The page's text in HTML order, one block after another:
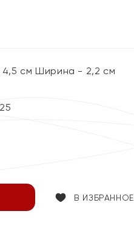
см Ширина - 2,2 см
В ИЗБРАННОЕ